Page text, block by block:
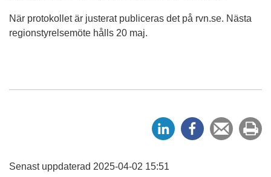
När protokollet är justerat publiceras det på rvn.se. Nästa
regionstyrelsemöte hålls 20 maj.
e
e
Tipsa
en
ut
Senast uppdaterad 2025-04-02 15:51